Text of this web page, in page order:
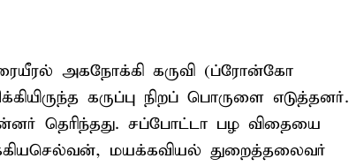
அகநோக்கி கருவி (ப்ரோன்கோ
கருப்பு நிறப் பொருளை எடுத்தனர்.
தெரிந்தது. சப்போட்டா பழ விதையை
மயக்கவியல் துறைத்தலைவர்